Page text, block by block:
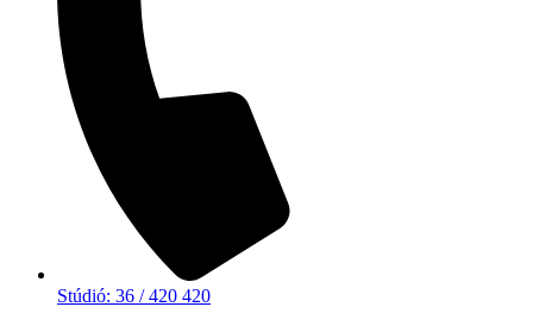
Stúdió: 36 / 420 420